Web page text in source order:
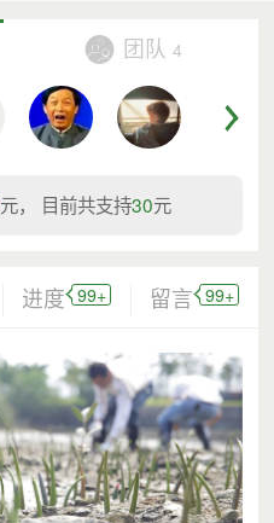
团队 4
元， 目前共支持30元
进度 99+ 留言 99+